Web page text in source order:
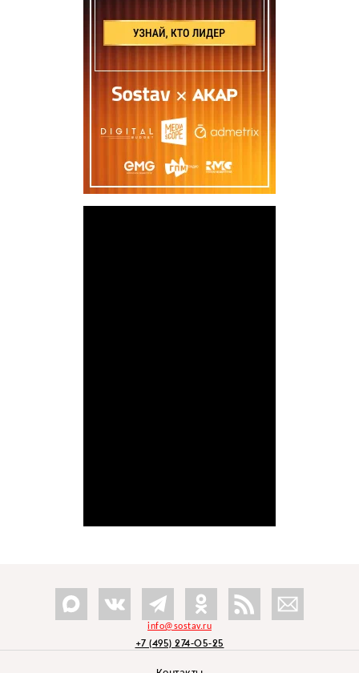
info@sostav.ru
+7 (495) 274-05-25